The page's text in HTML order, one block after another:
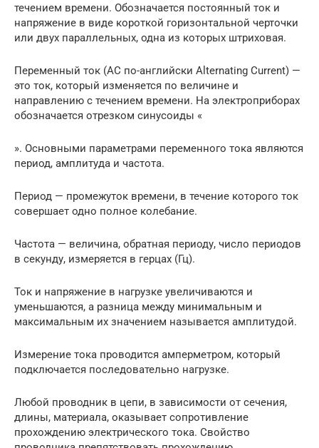
течением времени. Обозначается постоянный ток и
напряжение в виде короткой горизонтальной черточки
или двух параллельных, одна из которых штриховая.
Переменный ток (AC по-английски Alternating Current) —
это ток, который изменяется по величине и
направлению с течением времени. На электроприборах
обозначается отрезком синусоиды «
». Основными параметрами переменного тока являются
период, амплитуда и частота.
Период — промежуток времени, в течение которого ток
совершает одно полное колебание.
Частота — величина, обратная периоду, число периодов
в секунду, измеряется в герцах (Гц).
Ток и напряжение в нагрузке увеличиваются и
уменьшаются, а разница между минимальным и
максимальным их значением называется амплитудой.
Измерение тока проводится амперметром, который
подключается последовательно нагрузке.
Любой проводник в цепи, в зависимости от сечения,
длины, материала, оказывает сопротивление
прохождению электрического тока. Свойство